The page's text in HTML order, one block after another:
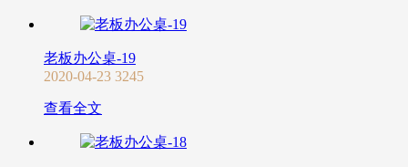
老板办公桌-19
2020-04-23 3245
查看全文